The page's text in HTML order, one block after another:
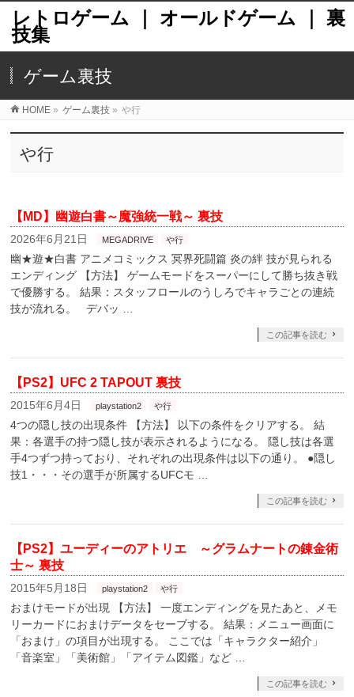
レトロゲーム ｜ オールドゲーム ｜ 裏
技集
ゲーム裏技
HOME » ゲーム裏技 » や行
や行
【MD】幽遊白書～魔強統一戦～ 裏技
2026年6月21日 MEGADRIVE や行
幽★遊★白書 アニメコミックス 冥界死闘篇 炎の絆 技が見られる
エンディング 【方法】 ゲームモードをスーパーにして勝ち抜き戦
で優勝する。 結果：スタッフロールのうしろでキャラごとの連続
技が流れる。 デバッ …
この記事を読む
【PS2】UFC 2 TAPOUT 裏技
2015年6月4日 playstation2 や行
4つの隠し技の出現条件 【方法】 以下の条件をクリアする。 結
果：各選手の持つ隠し技が表示されるようになる。 隠し技は各選
手4つずつ持っており、それぞれの出現条件は以下の通り。 ●隠し
技1・・・その選手が所属するUFCモ …
この記事を読む
【PS2】ユーディーのアトリエ ～グラムナートの錬金術
士～ 裏技
2015年5月18日 playstation2 や行
おまけモードが出現 【方法】 一度エンディングを見たあと、メモ
リーカードにおまけデータをセーブする。 結果：メニュー画面に
「おまけ」の項目が出現する。 ここでは「キャラクター紹介」
「音楽室」「美術館」「アイテム図鑑」など …
この記事を読む